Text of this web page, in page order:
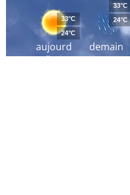
aujourd
´hui
33°C
24°C
demain
33°C
24°C